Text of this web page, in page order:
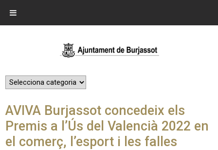
AVIVA Burjassot concedeix els
Premis a l’Ús del Valencià 2022 en
el comerç, l’esport i les falles